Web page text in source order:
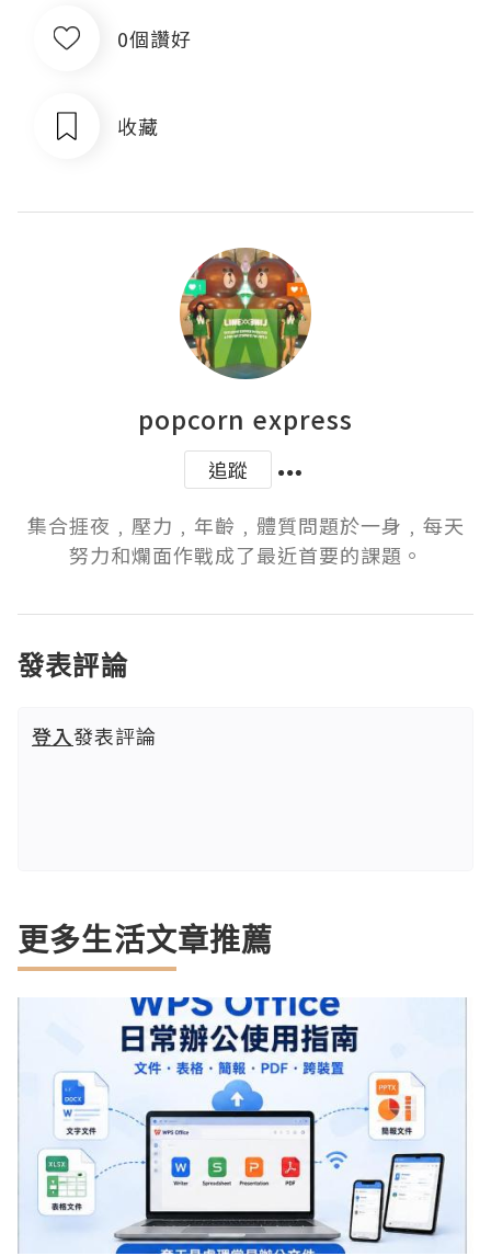
0個讚好
收藏
popcorn express
追蹤
集合捱夜﹐壓力﹐年齡﹐體質問題於一身﹐每天
努力和爛面作戰成了最近首要的課題。
發表評論
登入發表評論
更多生活文章推薦